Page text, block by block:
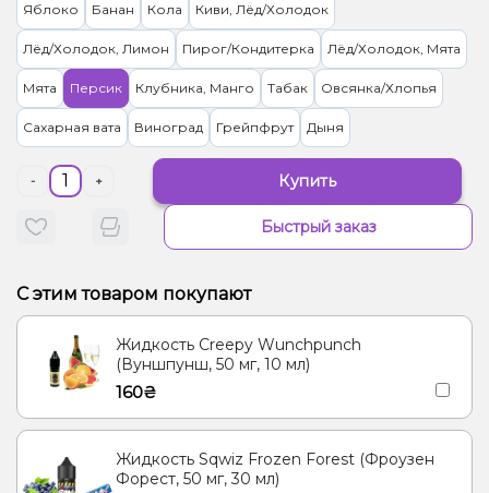
Яблоко Банан Кола Киви, Лёд/Холодок
Лёд/Холодок, Лимон Пирог/Кондитерка Лёд/Холодок, Мята
Мята Персик Клубника, Манго Табак Овсянка/Хлопья
Сахарная вата Виноград Грейпфрут Дыня
- + Купить
Быстрый заказ
С этим товаром покупают
Жидкость Creepy Wunchpunch
(Вуншпунш, 50 мг, 10 мл)
160₴
Жидкость Sqwiz Frozen Forest (Фроузен
Форест, 50 мг, 30 мл)